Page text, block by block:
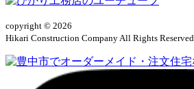
copyright © 2026
Hikari Construction Company All Rights Reserved.